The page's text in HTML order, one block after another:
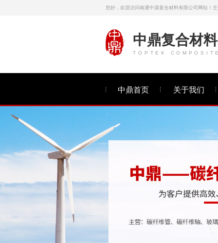
您好，欢迎访问南通中鼎复合材料有限公司网站！
中鼎复合材料
TOPTEK
中鼎首页 关于我们